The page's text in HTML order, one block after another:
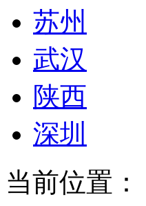
苏州
武汉
陕西
深圳
当前位置：